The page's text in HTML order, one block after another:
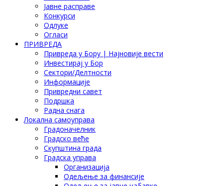
Јавне расправе
Конкурси
Одлуке
Огласи
ПРИВРЕДА
Привреда у Бору | Најновије вести
Инвестирај у Бор
Сектори/Делтности
Информације
Привредни савет
Подршка
Радна снага
Локална самоуправа
Градоначелник
Градско веће
Скупштина града
Градска управа
Организација
Одељење за финансије